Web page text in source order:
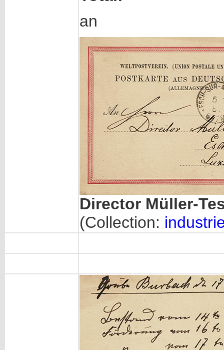
an
Director Müller-
(Collection: